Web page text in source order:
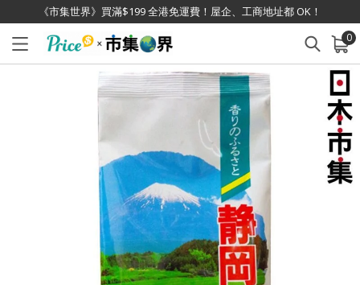
《市集世界》買滿$199 全港免運費！屋企、工商地址都 OK！
0
已加入購物車 查看